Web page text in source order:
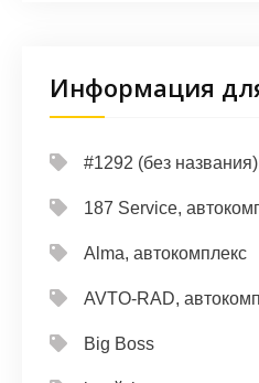
Информация
#1292 (без названия)
187 Service,
Alma, автокомплекс
AVTO-RAD,
Big Boss